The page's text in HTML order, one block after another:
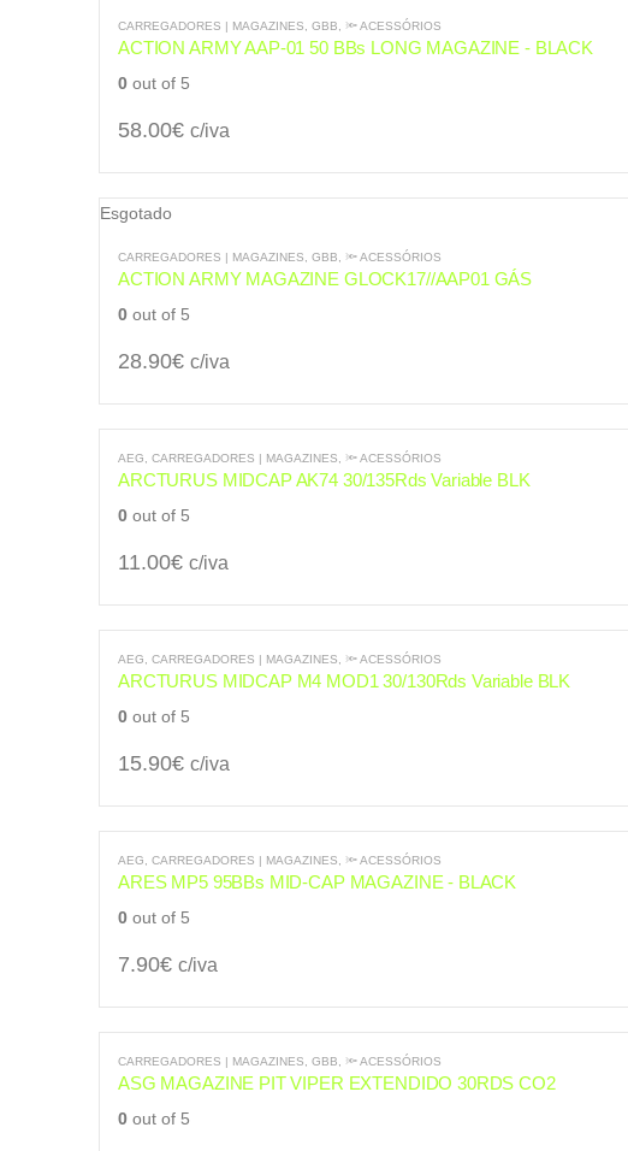
CARREGADORES | MAGAZINES GBB 🔦 ACESSÓRIOS
ACTION ARMY AAP-01 50 BBs LONG MAGAZINE - BLACK
0 out of 5
58.00€ c/iva
Esgotado
CARREGADORES | MAGAZINES GBB 🔦 ACESSÓRIOS
ACTION ARMY MAGAZINE GLOCK17//AAP01 GÁS
0 out of 5
28.90€ c/iva
AEG CARREGADORES | MAGAZINES 🔦 ACESSÓRIOS
ARCTURUS MIDCAP AK74 30/135Rds Variable BLK
0 out of 5
11.00€ c/iva
AEG CARREGADORES | MAGAZINES 🔦 ACESSÓRIOS
ARCTURUS MIDCAP M4 MOD1 30/130Rds Variable BLK
0 out of 5
15.90€ c/iva
AEG CARREGADORES | MAGAZINES 🔦 ACESSÓRIOS
ARES MP5 95BBs MID-CAP MAGAZINE - BLACK
0 out of 5
7.90€ c/iva
CARREGADORES | MAGAZINES GBB 🔦 ACESSÓRIOS
ASG MAGAZINE PIT VIPER EXTENDIDO 30RDS CO2
0 out of 5